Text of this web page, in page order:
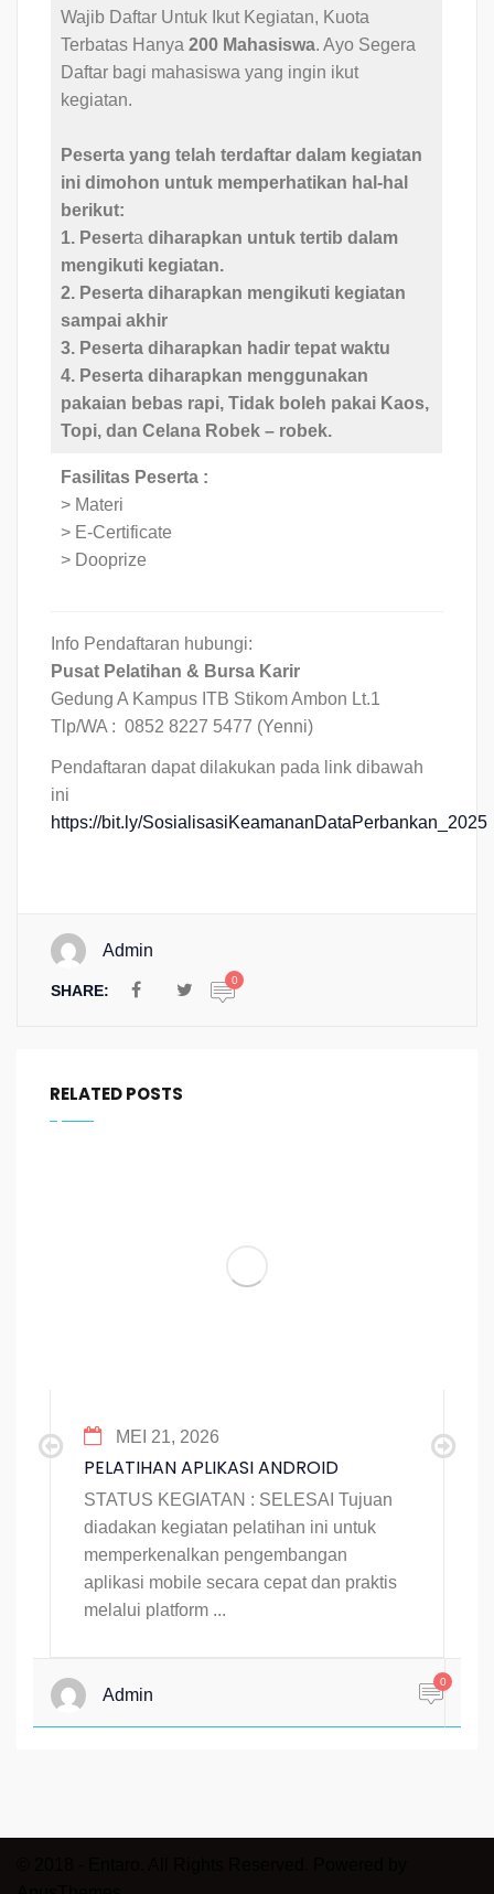
Wajib Daftar Untuk Ikut Kegiatan, Kuota
Terbatas Hanya 200 Mahasiswa. Ayo Segera
Daftar bagi mahasiswa yang ingin ikut
kegiatan.
Peserta yang telah terdaftar dalam kegiatan
ini dimohon untuk memperhatikan hal-hal
berikut:
1. Peserta diharapkan untuk tertib dalam
mengikuti kegiatan.
2. Peserta diharapkan mengikuti kegiatan
sampai akhir
3. Peserta diharapkan hadir tepat waktu
4. Peserta diharapkan menggunakan
pakaian bebas rapi, Tidak boleh pakai Kaos,
Topi, dan Celana Robek – robek.
Fasilitas Peserta :
> Materi
> E-Certificate
> Dooprize
Info Pendaftaran hubungi:
Pusat Pelatihan & Bursa Karir
Gedung A Kampus ITB Stikom Ambon Lt.1
Tlp/WA : 0852 8227 5477 (Yenni)
Pendaftaran dapat dilakukan pada link dibawah
ini
https://bit.ly/SosialisasiKeamananDataPerbankan_2025
Admin
SHARE:
0
RELATED POSTS
MEI 21, 2026
PELATIHAN APLIKASI ANDROID
STATUS KEGIATAN : SELESAI Tujuan
diadakan kegiatan pelatihan ini untuk
memperkenalkan pengembangan
aplikasi mobile secara cepat dan praktis
melalui platform ...
Admin
0